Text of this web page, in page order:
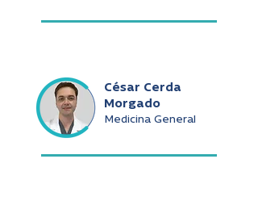
César Cerda
Morgado
Medicina General